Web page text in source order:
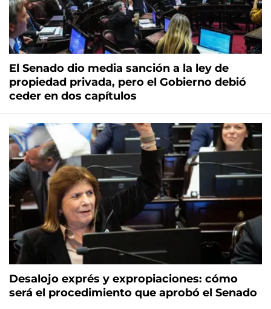
El Senado dio media sanción a la ley de
propiedad privada, pero el Gobierno debió
ceder en dos capítulos
Desalojo exprés y expropiaciones: cómo
será el procedimiento que aprobó el Senado